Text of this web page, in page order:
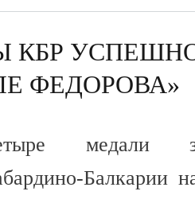
КБР
ФЕДОРОВА»
медали
Балкарии